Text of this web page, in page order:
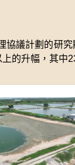
協議計劃的研
的升幅，其中